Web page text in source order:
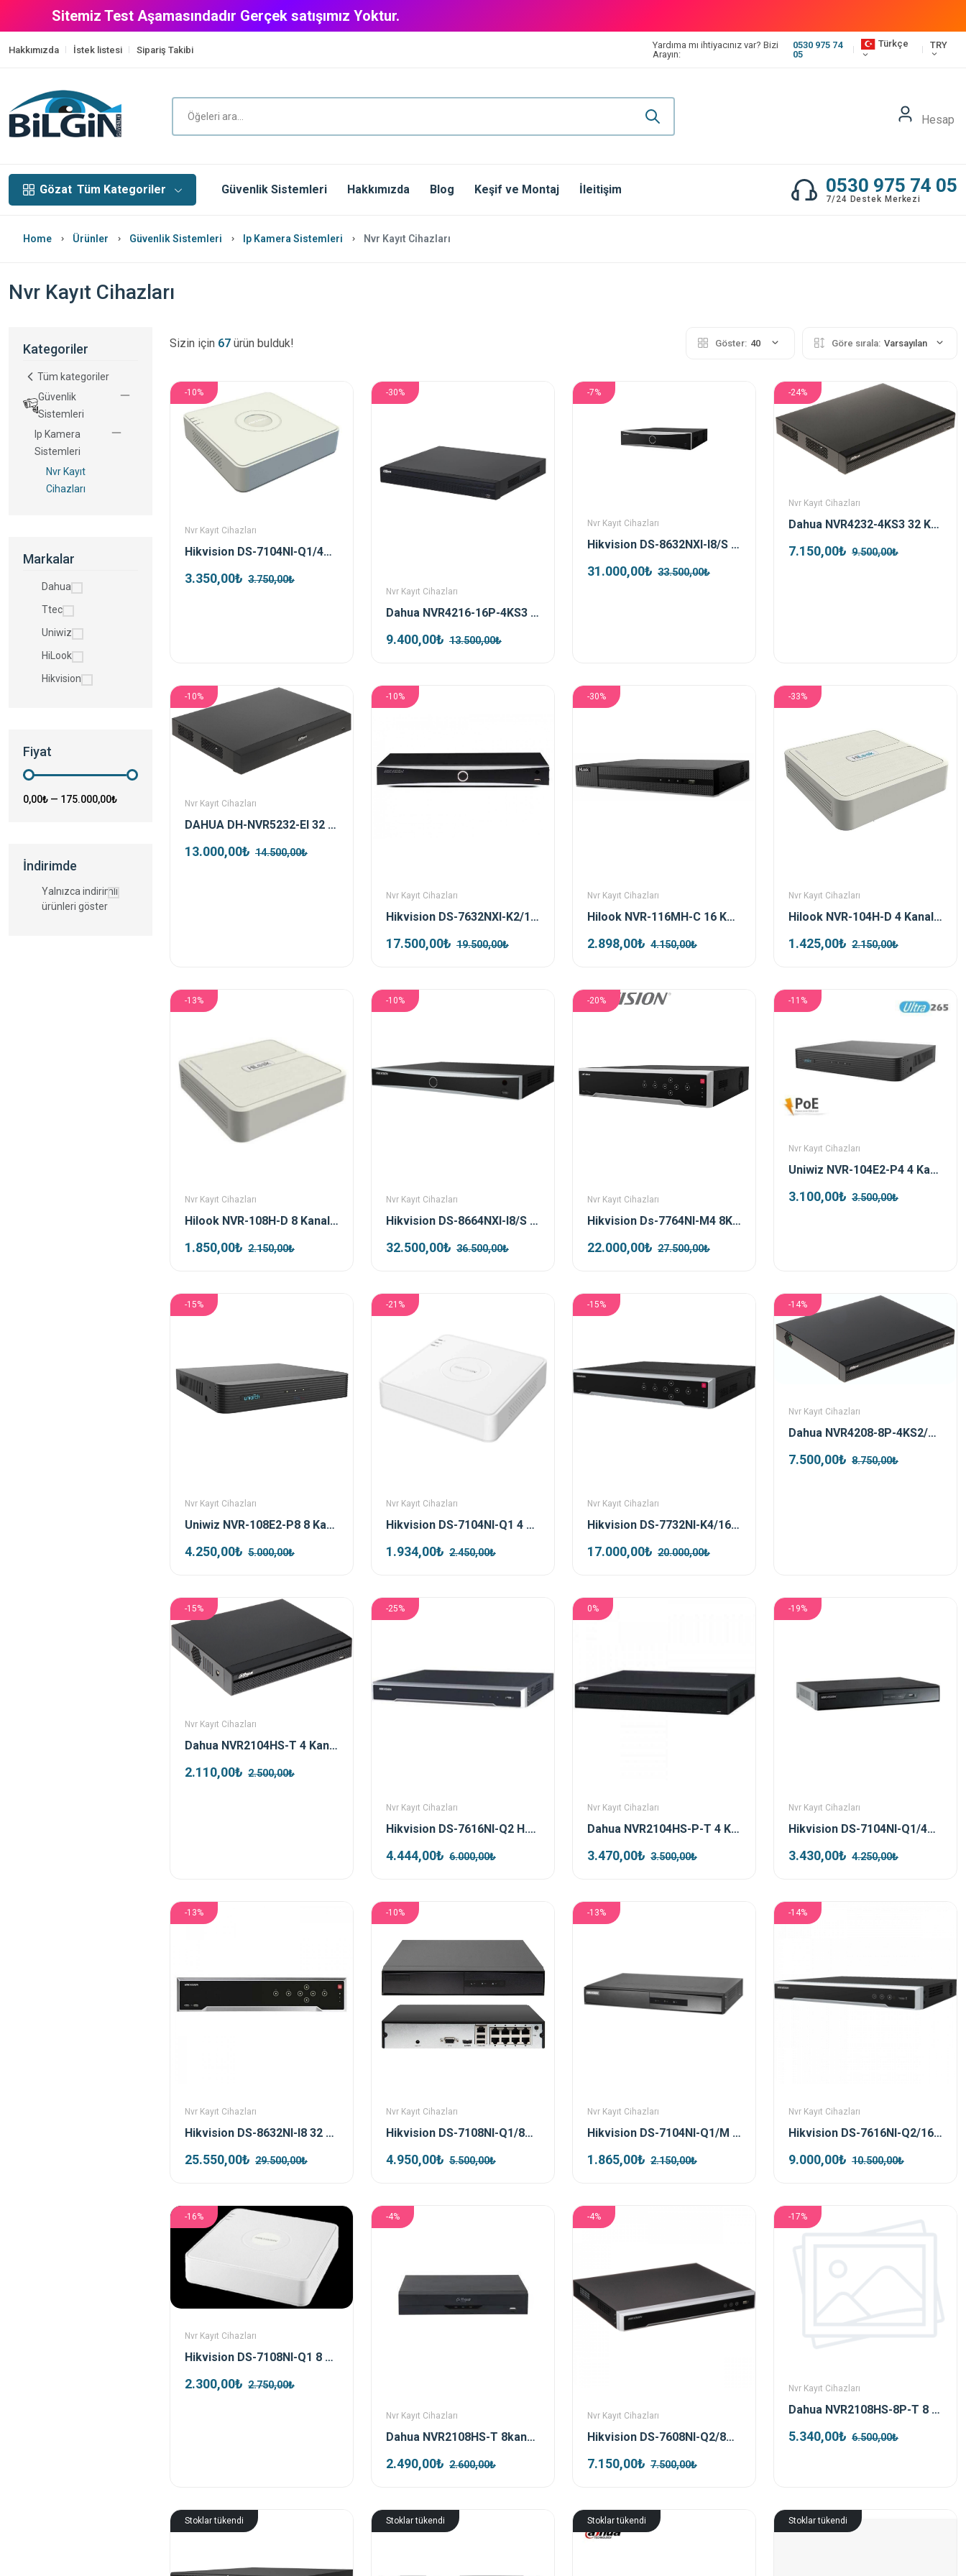
Sitemiz Test Aşamasındadır Gerçek satışımız Yoktur.
Hakkımızda İstek listesi Sipariş Takibi
Yardıma mı ihtiyacınız var? Bizi
Arayın:
0530 975 74
05
Türkçe TRY
Hesap
Gözat Tüm Kategoriler Güvenlik Sistemleri Hakkımızda Blog Keşif ve Montaj İleitişim 0530 975 74 05
7/24 Destek Merkezi
Home Ürünler Güvenlik Sistemleri Ip Kamera Sistemleri Nvr Kayıt Cihazları
Nvr Kayıt Cihazları
Kategoriler
Tüm kategoriler
Güvenlik
Sistemleri
Ip Kamera
Sistemleri
Nvr Kayıt
Cihazları
Markalar
Dahua
Ttec
Uniwiz
HiLook
Hikvision
Fiyat
0,00₺ — 175.000,00₺
İndirimde
Yalnızca indirimli
ürünleri göster
Sizin için 67 ürün bulduk! Göster: 40 Göre sırala: Varsayılan
-10%
Nvr Kayıt Cihazları
Hikvision DS-7104NI-Q1/4P 4 Kanal 4 Port Poe Nvr Kayıt Cihazı
3.350,00₺ 3.750,00₺
-30%
Nvr Kayıt Cihazları
Dahua NVR4216-16P-4KS3 16 Kanal Poe Nvr Kayıt Cihazı
9.400,00₺ 13.500,00₺
-7%
Nvr Kayıt Cihazları
Hikvision DS-8632NXI-I8/S 32 Kanal 4K Acusense Nvr Kayıt Cihazı
31.000,00₺ 33.500,00₺
-24%
Nvr Kayıt Cihazları
Dahua NVR4232-4KS3 32 Kanal 4K NVR Kayıt Cihazı
7.150,00₺ 9.500,00₺
-10%
Nvr Kayıt Cihazları
DAHUA DH-NVR5232-EI 32 Kanal 2 HDD 4K Nvr Kayıt Cihazı
13.000,00₺ 14.500,00₺
-10%
Nvr Kayıt Cihazları
Hikvision DS-7632NXI-K2/16P AcuSense 16 Port Poe 32 Kanal 4K NVR Kayıt Cihazı
17.500,00₺ 19.500,00₺
-30%
Nvr Kayıt Cihazları
Hilook NVR-116MH-C 16 Kanal NVR Kayıt Cihazı
2.898,00₺ 4.150,00₺
-33%
Nvr Kayıt Cihazları
Hilook NVR-104H-D 4 Kanal NVR Kayıt Cihazı
1.425,00₺ 2.150,00₺
-13%
Nvr Kayıt Cihazları
Hilook NVR-108H-D 8 Kanal NVR Kayıt Cihazı
1.850,00₺ 2.150,00₺
-10%
Nvr Kayıt Cihazları
Hikvision DS-8664NXI-I8/S 64 Kanal Nvr Kayıt Cihazı
32.500,00₺ 36.500,00₺
-20%
Nvr Kayıt Cihazları
Hikvision Ds-7764NI-M4 8K 64 Kanal Nvr Kayıt Cihazı
22.000,00₺ 27.500,00₺
-11%
Nvr Kayıt Cihazları
Uniwiz NVR-104E2-P4 4 Kanal 4 Port Poe Nvr Kayıt Cihazı
3.100,00₺ 3.500,00₺
-15%
Nvr Kayıt Cihazları
Uniwiz NVR-108E2-P8 8 Kanal 8 Port Poe Nvr Kayıt Cihazı
4.250,00₺ 5.000,00₺
-21%
Nvr Kayıt Cihazları
Hikvision DS-7104NI-Q1 4 Kanal Nvr Kayıt Cihazı
1.934,00₺ 2.450,00₺
-15%
Nvr Kayıt Cihazları
Hikvision DS-7732NI-K4/16P 32 Kanal 16 Port Poe Nvr Kayıt Cihazı
17.000,00₺ 20.000,00₺
-14%
Nvr Kayıt Cihazları
Dahua NVR4208-8P-4KS2/L 8 Kanal Poe Nvr Kayıt Cihazı
7.500,00₺ 8.750,00₺
-15%
Nvr Kayıt Cihazları
Dahua NVR2104HS-T 4 Kanal Nvr Kayıt Cihazı
2.110,00₺ 2.500,00₺
-25%
Nvr Kayıt Cihazları
Hikvision DS-7616NI-Q2 H.265+ 16 Kanal Nvr Kayıt Cihazı
4.444,00₺ 6.000,00₺
0%
Nvr Kayıt Cihazları
Dahua NVR2104HS-P-T 4 Kanal Poe Nvr Kayıt Cihazı
3.470,00₺ 3.500,00₺
-19%
Nvr Kayıt Cihazları
Hikvision DS-7104NI-Q1/4P/M 4 Kanal Poe Nvr Kayıt Cihazı
3.430,00₺ 4.250,00₺
-13%
Nvr Kayıt Cihazları
Hikvision DS-8632NI-I8 32 Kanal Nvr Kayıt Cihazı
25.550,00₺ 29.500,00₺
-10%
Nvr Kayıt Cihazları
Hikvision DS-7108NI-Q1/8P/M 8 Kanal Poe Nvr Kayıt Cihazı
4.950,00₺ 5.500,00₺
-13%
Nvr Kayıt Cihazları
Hikvision DS-7104NI-Q1/M 4 Kanal Nvr Kayıt Cihazı
1.865,00₺ 2.150,00₺
-14%
Nvr Kayıt Cihazları
Hikvision DS-7616NI-Q2/16P 16 Port Poe Nvr Kayıt Cihazı
9.000,00₺ 10.500,00₺
-16%
Nvr Kayıt Cihazları
Hikvision DS-7108NI-Q1 8 Kanal H.265+ Nvr Kayıt Cihazı
2.300,00₺ 2.750,00₺
-4%
Nvr Kayıt Cihazları
Dahua NVR2108HS-T 8kanal Nvr Kayıt Cihazı
2.490,00₺ 2.600,00₺
-4%
Nvr Kayıt Cihazları
Hikvision DS-7608NI-Q2/8P 8 Kanal Poe Nvr Kayıt Cihazı
7.150,00₺ 7.500,00₺
-17%
Nvr Kayıt Cihazları
Dahua NVR2108HS-8P-T 8 Kanal Poe Nvr Kayıt Cihazı
5.340,00₺ 6.500,00₺
Stoklar tükendi Stoklar tükendi Stoklar tükendi Stoklar tükendi